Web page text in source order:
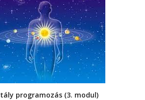
programozás (3. modul)